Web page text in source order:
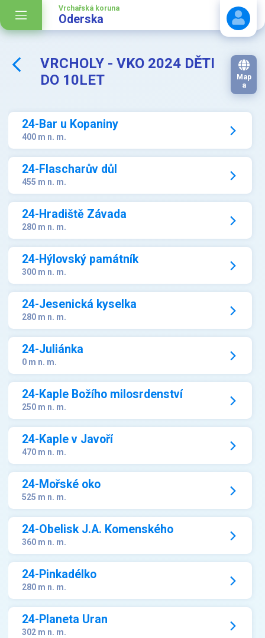
Vrchařská koruna
Oderska
Stáhnout návod
VRCHOLY - VKO 2024 DĚTI
DO 10LET
Map
a
24-Bar u Kopaniny
400 m n. m.
24-Flascharův důl
455 m n. m.
24-Hradiště Závada
280 m n. m.
24-Hýlovský památník
300 m n. m.
24-Jesenická kyselka
280 m n. m.
24-Juliánka
0 m n. m.
24-Kaple Božího milosrdenství
250 m n. m.
24-Kaple v Javoří
470 m n. m.
24-Mořské oko
525 m n. m.
24-Obelisk J.A. Komenského
360 m n. m.
24-Pinkadélko
280 m n. m.
24-Planeta Uran
302 m n. m.